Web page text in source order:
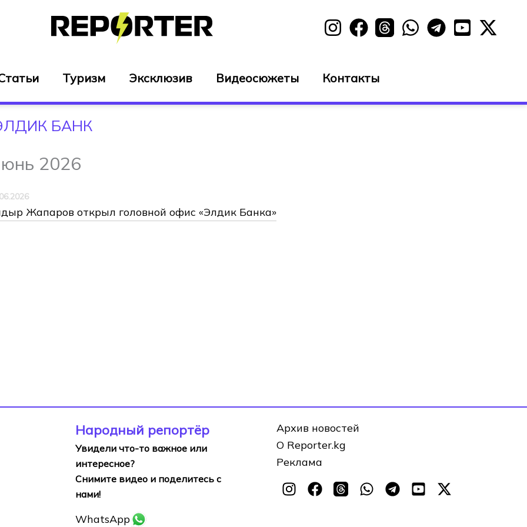
Туризм Эксклюзив Видеосюжеты Контакты
БАНК
2026
Жапаров открыл головной офис «Элдик Банка»
Народный репортёр
Увидели что-то важное или
интересное?
Снимите видео и поделитесь с
нами!
WhatsApp
Архив новостей
О Reporter.kg
Реклама